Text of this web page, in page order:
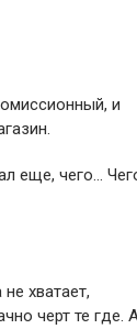
и
еще, чего…
хватает,
черт те где.